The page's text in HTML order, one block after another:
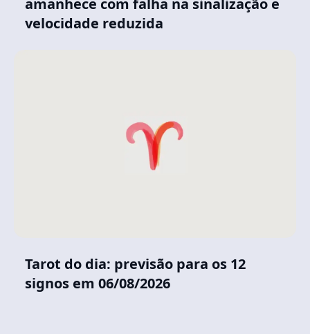
amanhece com falha na sinalização e
velocidade reduzida
Tarot do dia: previsão para os 12
signos em 06/08/2026